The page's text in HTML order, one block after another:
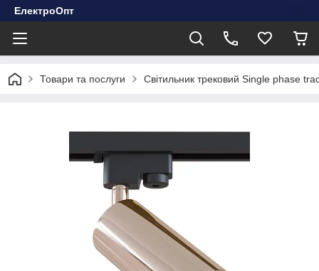
ЕлектроОпт
Товари та послуги Світильник трековий Single phase